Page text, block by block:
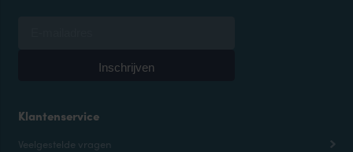
Klantenservice
Veelgestelde vragen